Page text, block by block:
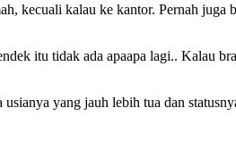
kecuali kalau ke kantor. Pernah
itu tidak ada apaapa lagi.. Kalau
yang jauh lebih tua dan